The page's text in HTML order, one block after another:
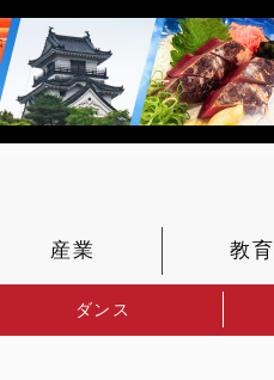
産業 教育
ダンス